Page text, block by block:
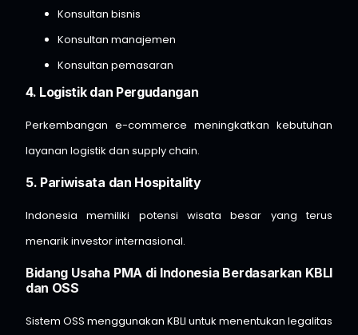
Konsultan bisnis
Konsultan manajemen
Konsultan pemasaran
4. Logistik dan Pergudangan
Perkembangan e-commerce meningkatkan kebutuhan
layanan logistik dan supply chain.
5. Pariwisata dan Hospitality
Indonesia memiliki potensi wisata besar yang terus
menarik investor internasional.
Bidang Usaha PMA di Indonesia Berdasarkan KBLI
dan OSS
Sistem OSS menggunakan KBLI untuk menentukan legalitas